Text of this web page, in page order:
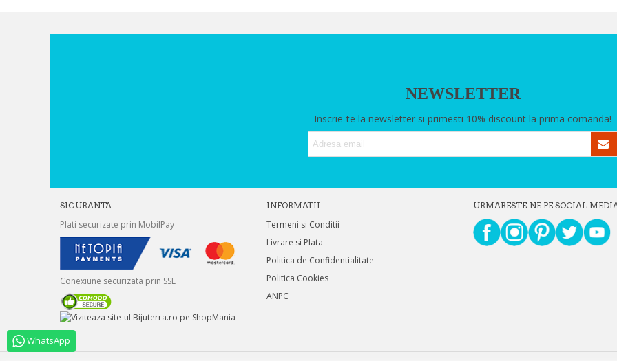
WhatsApp
NEWSLETTER
Inscrie-te la newsletter si primesti 10% discount la prima comanda!
SIGURANTA
Plati securizate prin MobilPay
Conexiune securizata prin SSL
INFORMATII
Termeni si Conditii
Livrare si Plata
Politica de Confidentialitate
Politica Cookies
ANPC
URMARESTE-NE PE SOCIAL